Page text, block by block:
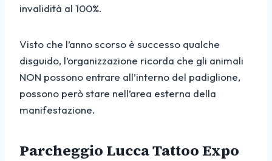
invalidità al 100%.
Visto che l’anno scorso è successo qualche
disguido, l’organizzazione ricorda che gli animali
NON possono entrare all’interno del padiglione,
possono però stare nell’area esterna della
manifestazione.
Parcheggio Lucca Tattoo Expo